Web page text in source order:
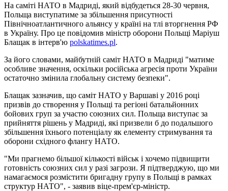
На саміті НАТО в Мадриді, який відбудеться 28-30 червня,
Польща виступатиме за збільшення присутності
Північноатлантичного альянсу у країні на тлі вторгнення РФ
в Україну. Про це повідомив міністр оборони Польщі Маріуш
Блащак в інтерв'ю polskatimes.pl.
За його словами, майбутній саміт НАТО в Мадриді "матиме
особливе значення, оскільки російська агресія проти України
остаточно змінила глобальну систему безпеки".
Блащак зазначив, що саміт НАТО у Варшаві у 2016 році
призвів до створення у Польщі та регіоні батальйонних
бойових груп за участю союзних сил. Польща виступає за
прийняття рішень у Мадриді, які призвели б до подальшого
збільшення їхнього потенціалу як елементу стримування та
оборони східного флангу НАТО.
"Ми прагнемо більшої кількості військ і хочемо підвищити
готовність союзних сил у разі загрози. Я підтверджую, що ми
намагаємося розмістити бригадну групу в Польщі в рамках
структур НАТО", - заявив віце-прем'єр-міністр.